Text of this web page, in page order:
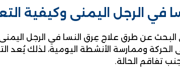
في الرجل اليمنى وكيفية
البحث عن طرق علاج عِرق النسا في الرجل
الحركة وممارسة الأنشطة اليومية، لذلك
تفاقم الحالة.